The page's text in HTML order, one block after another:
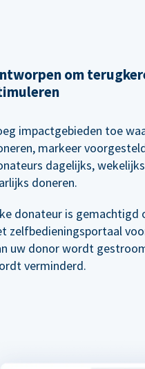
om
impactgebieden toe
markeer
dagelijks,
doneren.
donateur is gemachtigd
zelfbedieningsportaal
uw donor wordt
verminderd.